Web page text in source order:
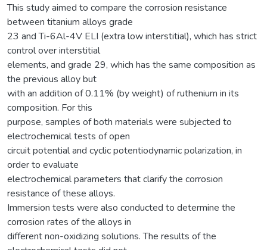
This study aimed to compare the corrosion resistance
between titanium alloys grade
23 and Ti-6Al-4V ELI (extra low interstitial), which has strict
control over interstitial
elements, and grade 29, which has the same composition as
the previous alloy but
with an addition of 0.11% (by weight) of ruthenium in its
composition. For this
purpose, samples of both materials were subjected to
electrochemical tests of open
circuit potential and cyclic potentiodynamic polarization, in
order to evaluate
electrochemical parameters that clarify the corrosion
resistance of these alloys.
Immersion tests were also conducted to determine the
corrosion rates of the alloys in
different non-oxidizing solutions. The results of the